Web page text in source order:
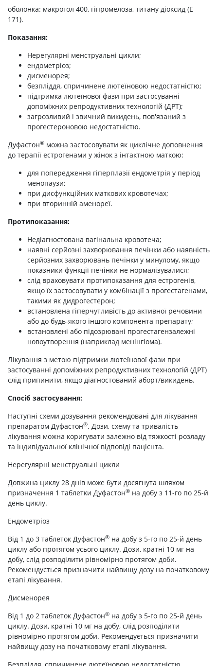
оболонка: макрогол 400, гіпромелоза, титану діоксид (Е
171).
Показання:
Нерегулярні менструальні цикли;
ендометріоз;
дисменорея;
безпліддя, спричинене лютеїновою недостатністю;
підтримка лютеїнової фази при застосуванні
допоміжних репродуктивних технологій (ДРТ);
загрозливий і звичний викидень, пов'язаний з
прогестероновою недостатністю.
Дуфастон® можна застосовувати як циклічне доповнення
до терапії естрогенами у жінок з інтактною маткою:
для попередження гіперплазії ендометрія у період
менопаузи;
при дисфункційних маткових кровотечах;
при вторинній аменореї.
Протипоказання:
Недіагностована вагінальна кровотеча;
наявні серйозні захворювання печінки або наявність
серйозних захворювань печінки у минулому, якщо
показники функції печінки не нормалізувалися;
слід враховувати протипоказання для естрогенів,
якщо їх застосовувати у комбінації з прогестагенами,
такими як дидрогестерон;
встановлена гіперчутливість до активної речовини
або до будь-якого іншого компонента препарату;
встановлені або підозрювані прогестагензалежні
новоутворення (наприклад менінгіома).
Лікування з метою підтримки лютеїнової фази при
застосуванні допоміжних репродуктивних технологій (ДРТ)
слід припинити, якщо діагностований аборт/викидень.
Спосіб застосування:
Наступні схеми дозування рекомендовані для лікування
препаратом Дуфастон®. Дози, схему та тривалість
лікування можна коригувати залежно від тяжкості розладу
та індивідуальної клінічної відповіді пацієнта.
Нерегулярні менструальні цикли
Довжина циклу 28 днів може бути досягнута шляхом
призначення 1 таблетки Дуфастон® на добу з 11-го по 25-й
день циклу.
Ендометріоз
Від 1 до 3 таблеток Дуфастон® на добу з 5-го по 25-й день
циклу або протягом усього циклу. Дози, кратні 10 мг на
добу, слід розподілити рівномірно протягом доби.
Рекомендується призначити найвищу дозу на початковому
етапі лікування.
Дисменорея
Від 1 до 2 таблеток Дуфастон® на добу з 5-го по 25-й день
циклу. Дози, кратні 10 мг на добу, слід розподілити
рівномірно протягом доби. Рекомендується призначити
найвищу дозу на початковому етапі лікування.